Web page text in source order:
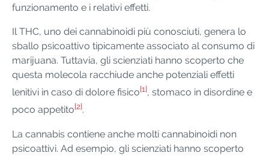
funzionamento e i relativi effetti.
Il THC, uno dei cannabinoidi più conosciuti, genera lo
sballo psicoattivo tipicamente associato al consumo di
marijuana. Tuttavia, gli scienziati hanno scoperto che
questa molecola racchiude anche potenziali effetti
lenitivi in caso di dolore fisico[1] , stomaco in disordine e
poco appetito[2] .
La cannabis contiene anche molti cannabinoidi non
psicoattivi. Ad esempio, gli scienziati hanno scoperto